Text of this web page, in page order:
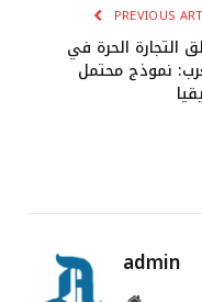
PREVIOUS
التجارة الحرة في
نموذج محتمل
admin